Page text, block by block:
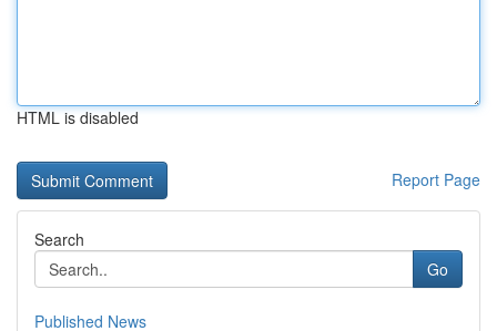
HTML is disabled
Report Page
Search
Go
Published News